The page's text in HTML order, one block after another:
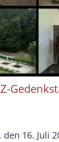
16. Juli